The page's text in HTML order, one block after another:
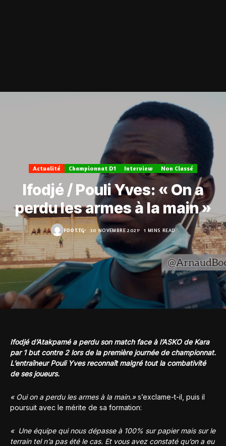
Actualité Championnat D1 Interview Non Classé
Ifodjé / Pouli Yves: « On a
perdu les armes à la main »
FOOT.TG 30 NOVEMBRE 2021 1 MINS READ
Ifodjé d’Atakpamé a perdu son match face à l’ASKO de Kara
par 1 but contre 2 lors de la première journée de championnat.
L’entraîneur Pouli Yves reconnaît malgré tout la combativité
de ses joueurs.
« Oui on a perdu les armes à la main.»s’exclame-t-il, puis il
poursuit avec le mérite de sa formation:
« Une équipe qui nous dépasse à 100% sur papier mais sur le
terrain tel n’a pas été le cas. Et vous avez constaté qu’on a eu